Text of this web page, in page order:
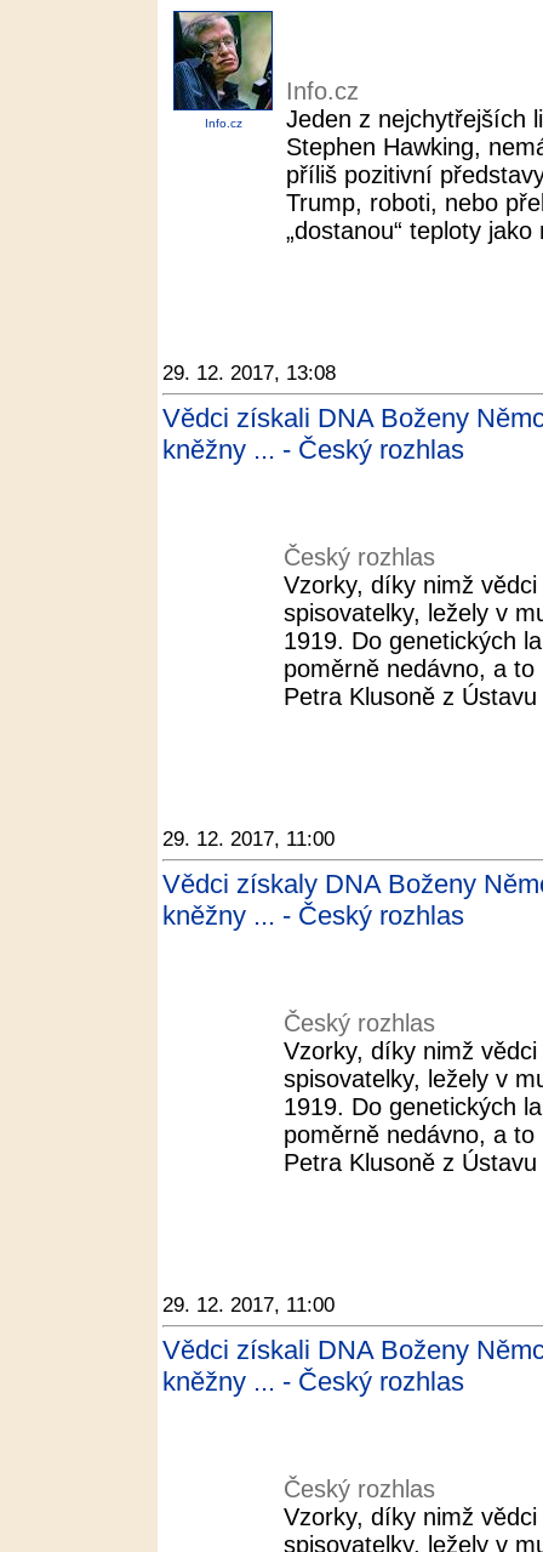
Info.cz
Info.cz
Jeden z nejchytřejších
Stephen Hawking,
příliš pozitivní
Trump, roboti, nebo
„dostanou“ teploty
29. 12. 2017, 13:08
Vědci získali DNA Boženy
kněžny ... - Český rozhlas
Český rozhlas
Vzorky, díky nimž
spisovatelky, ležely v
1919. Do genetických
poměrně nedávno, a
Petra Klusoně z
29. 12. 2017, 11:00
Vědci získaly DNA Boženy
kněžny ... - Český rozhlas
Český rozhlas
Vzorky, díky nimž
spisovatelky, ležely v
1919. Do genetických
poměrně nedávno, a
Petra Klusoně z
29. 12. 2017, 11:00
Vědci získali DNA Boženy
kněžny ... - Český rozhlas
Český rozhlas
Vzorky, díky nimž
spisovatelky, ležely v